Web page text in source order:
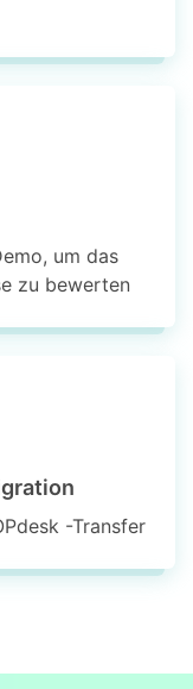
um das
zu bewerten
-Transfer